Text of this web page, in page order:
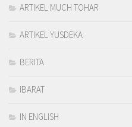
ARTIKEL MUCH TOHAR
ARTIKEL YUSDEKA
BERITA
IBARAT
IN ENGLISH